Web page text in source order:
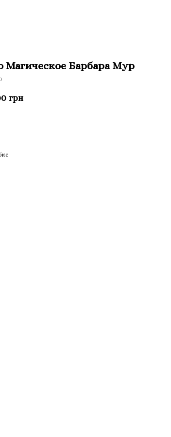
Магическое Барбара Мур
грн